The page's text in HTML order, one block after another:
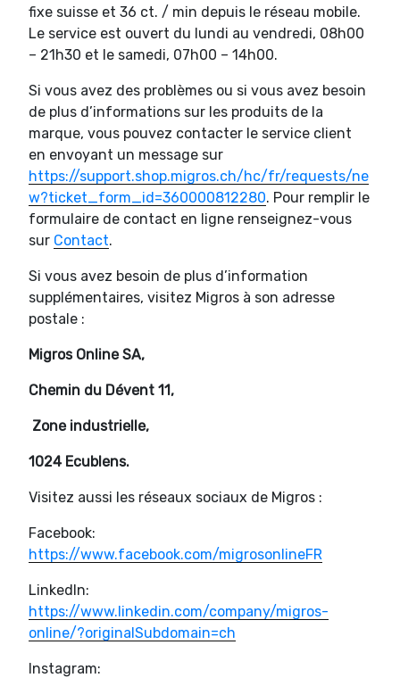
fixe suisse et 36 ct. / min depuis le réseau mobile.
Le service est ouvert du lundi au vendredi, 08h00
– 21h30 et le samedi, 07h00 – 14h00.
Si vous avez des problèmes ou si vous avez besoin
de plus d’informations sur les produits de la
marque, vous pouvez contacter le service client
en envoyant un message sur
https://support.shop.migros.ch/hc/fr/requests/ne
w?ticket_form_id=360000812280. Pour remplir le
formulaire de contact en ligne renseignez-vous
sur Contact.
Si vous avez besoin de plus d’information
supplémentaires, visitez Migros à son adresse
postale :
Migros Online SA,
Chemin du Dévent 11,
Zone industrielle,
1024 Ecublens.
Visitez aussi les réseaux sociaux de Migros :
Facebook:
https://www.facebook.com/migrosonlineFR
LinkedIn:
https://www.linkedin.com/company/migros-
online/?originalSubdomain=ch
Instagram: